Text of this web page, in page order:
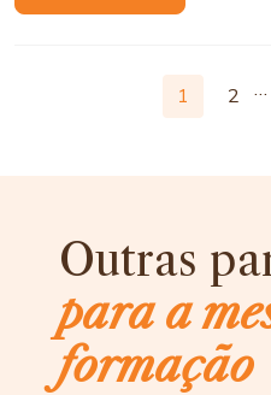
1 2 …
Outras
para a
formação